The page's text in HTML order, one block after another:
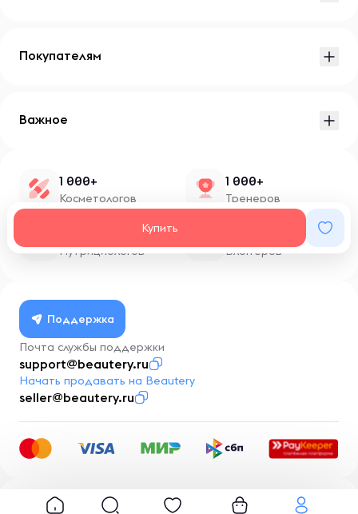
Купить
Покупателям
Важное
1 000+
Косметологов
1 000+
Тренеров
Нутрициологов Блоггеров
Поддержка
Почта службы поддержки
support@beautery.ru
Начать продавать на Beautery
seller@beautery.ru
Разработка BusinessMentor.ru